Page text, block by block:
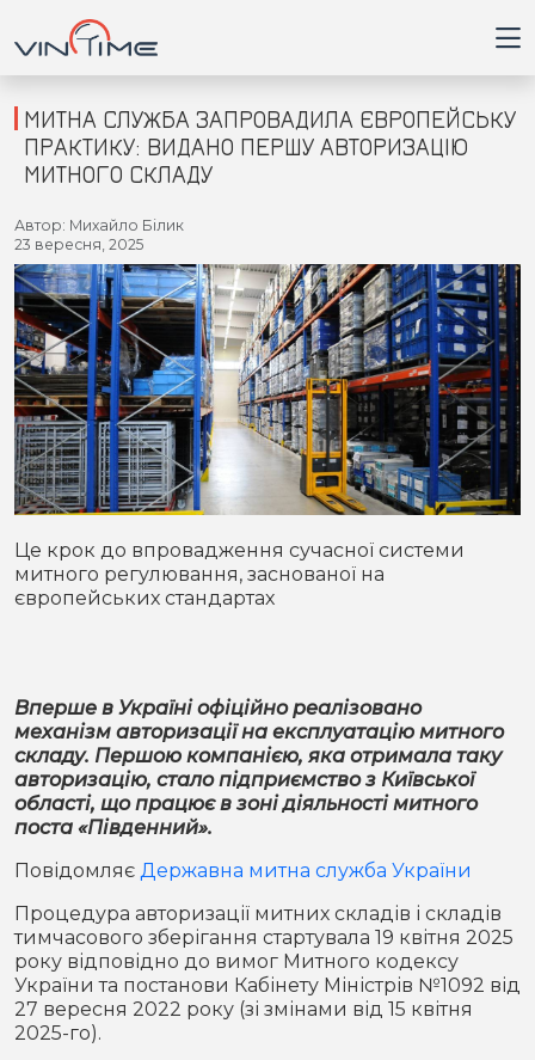
Головна
Війна
Новини
Кримінал
Здоров'я
Приватна думка
В кулуарах
Місто
Життя
Конфлікти
Партнери
Спорт
Футбол
Контакти
Підписатись на нас у Telegram
МИТНА СЛУЖБА ЗАПРОВАДИЛА ЄВРОПЕЙСЬКУ
ПРАКТИКУ: ВИДАНО ПЕРШУ АВТОРИЗАЦІЮ
МИТНОГО СКЛАДУ
Автор: Михайло Білик
23 вересня, 2025
Це крок до впровадження сучасної системи
митного регулювання, заснованої на
європейських стандартах
Вперше в Україні офіційно реалізовано
механізм авторизації на експлуатацію митного
складу. Першою компанією, яка отримала таку
авторизацію, стало підприємство з Київської
області, що працює в зоні діяльності митного
поста «Південний».
Повідомляє Державна митна служба України
Процедура авторизації митних складів і складів
тимчасового зберігання стартувала 19 квітня 2025
року відповідно до вимог Митного кодексу
України та постанови Кабінету Міністрів №1092 від
27 вересня 2022 року (зі змінами від 15 квітня
2025-го).